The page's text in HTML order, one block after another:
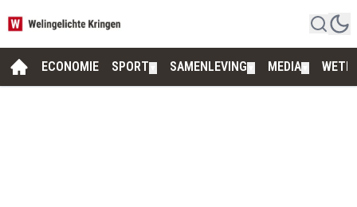
ECONOMIE SPORT SAMENLEVING MEDIA